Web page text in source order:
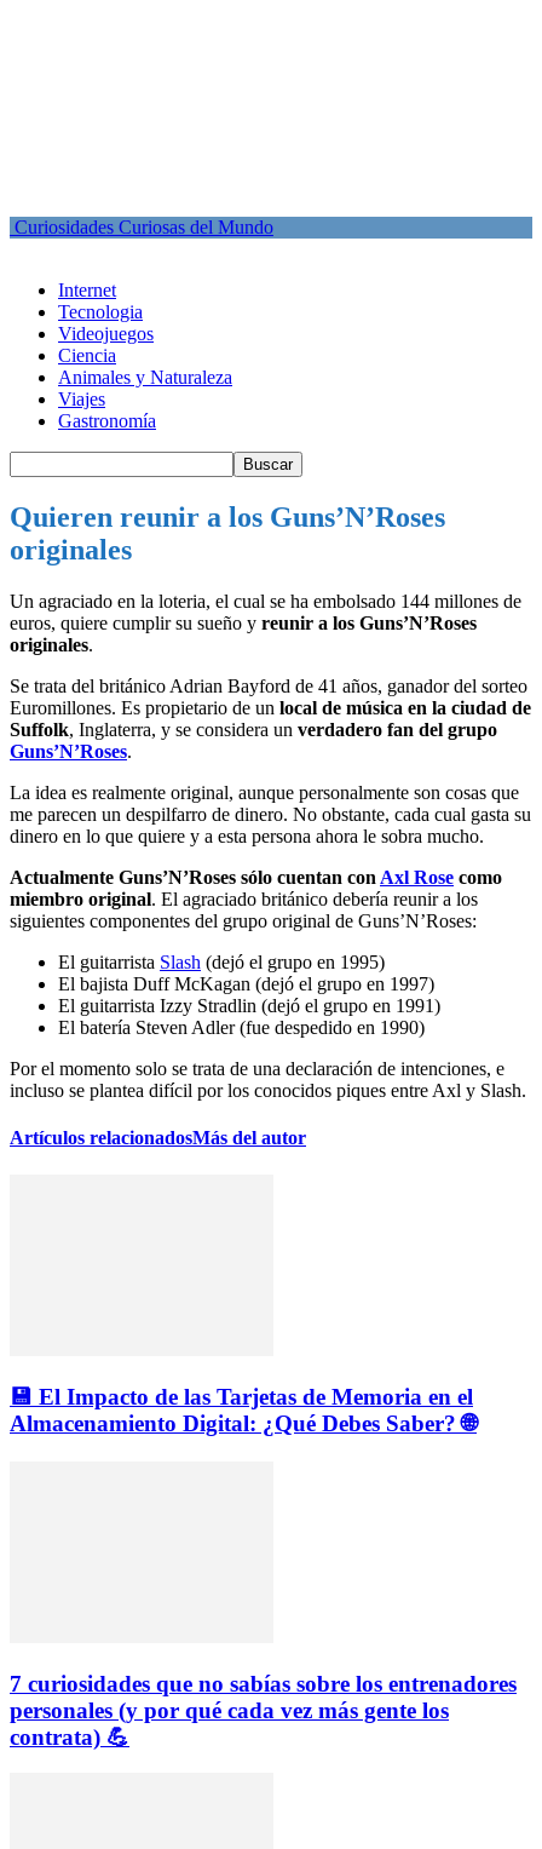
Curiosidades Curiosas del Mundo
Internet
Tecnologia
Videojuegos
Ciencia
Animales y Naturaleza
Viajes
Gastronomía
Quieren reunir a los Guns’N’Roses
originales
Un agraciado en la loteria, el cual se ha embolsado 144 millones de
euros, quiere cumplir su sueño y reunir a los Guns’N’Roses
originales.
Se trata del británico Adrian Bayford de 41 años, ganador del sorteo
Euromillones. Es propietario de un local de música en la ciudad de
Suffolk, Inglaterra, y se considera un verdadero fan del grupo
Guns’N’Roses.
La idea es realmente original, aunque personalmente son cosas que
me parecen un despilfarro de dinero. No obstante, cada cual gasta su
dinero en lo que quiere y a esta persona ahora le sobra mucho.
Actualmente Guns’N’Roses sólo cuentan con Axl Rose como
miembro original. El agraciado británico debería reunir a los
siguientes componentes del grupo original de Guns’N’Roses:
El guitarrista Slash (dejó el grupo en 1995)
El bajista Duff McKagan (dejó el grupo en 1997)
El guitarrista Izzy Stradlin (dejó el grupo en 1991)
El batería Steven Adler (fue despedido en 1990)
Por el momento solo se trata de una declaración de intenciones, e
incluso se plantea difícil por los conocidos piques entre Axl y Slash.
Artículos relacionadosMás del autor
💾 El Impacto de las Tarjetas de Memoria en el
Almacenamiento Digital: ¿Qué Debes Saber? 🌐
7 curiosidades que no sabías sobre los entrenadores
personales (y por qué cada vez más gente los
contrata) 💪